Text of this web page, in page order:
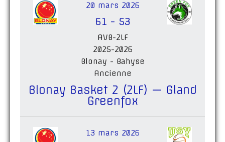
20 mars 2026
61 - 53
AVB-2LF
2025-2026
Blonay - Bahyse
Ancienne
Blonay Basket 2 (2LF) — Gland
Greenfox
13 mars 2026